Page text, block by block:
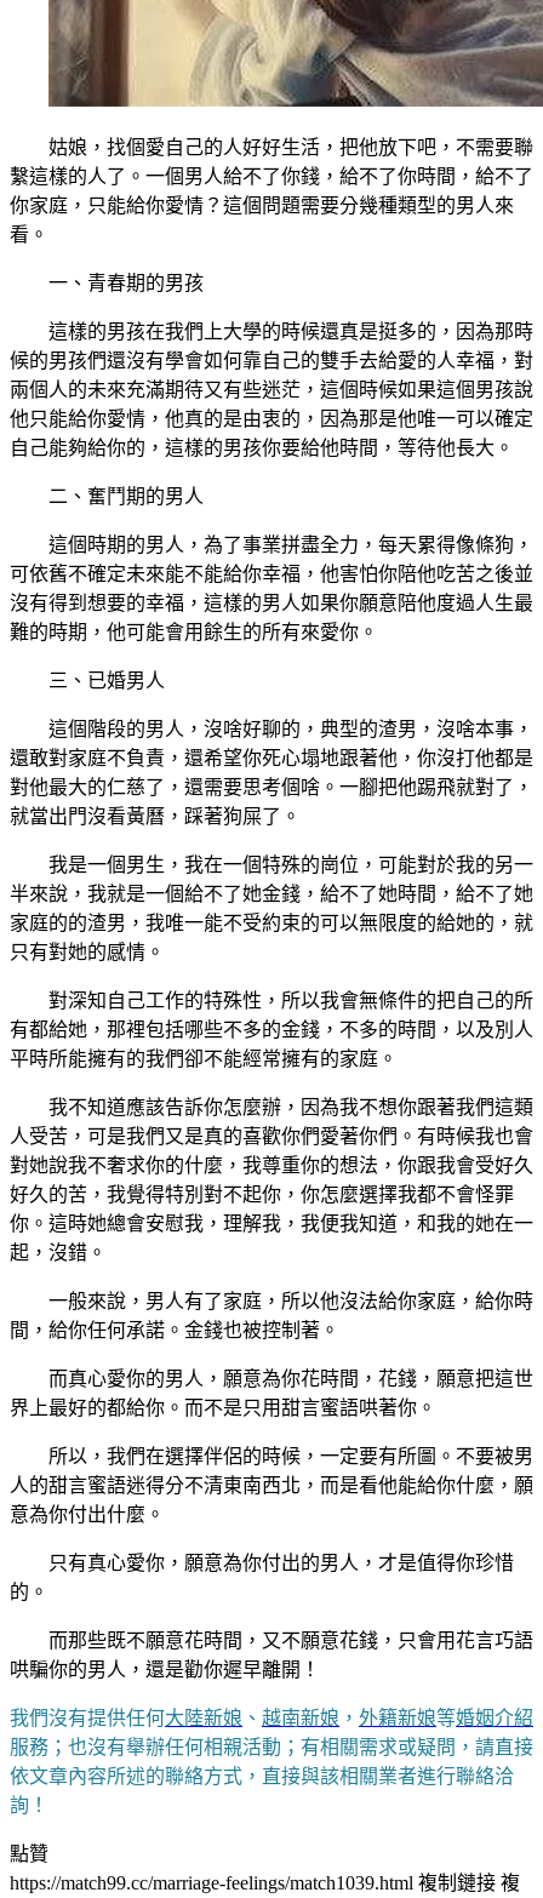
姑娘，找個愛自己的人好好生活，把他放下吧，不需要聯
繫這樣的人了。一個男人給不了你錢，給不了你時間，給不了
你家庭，只能給你愛情？這個問題需要分幾種類型的男人來
看。
一、青春期的男孩
這樣的男孩在我們上大學的時候還真是挺多的，因為那時
候的男孩們還沒有學會如何靠自己的雙手去給愛的人幸福，對
兩個人的未來充滿期待又有些迷茫，這個時候如果這個男孩說
他只能給你愛情，他真的是由衷的，因為那是他唯一可以確定
自己能夠給你的，這樣的男孩你要給他時間，等待他長大。
二、奮鬥期的男人
這個時期的男人，為了事業拼盡全力，每天累得像條狗，
可依舊不確定未來能不能給你幸福，他害怕你陪他吃苦之後並
沒有得到想要的幸福，這樣的男人如果你願意陪他度過人生最
難的時期，他可能會用餘生的所有來愛你。
三、已婚男人
這個階段的男人，沒啥好聊的，典型的渣男，沒啥本事，
還敢對家庭不負責，還希望你死心塌地跟著他，你沒打他都是
對他最大的仁慈了，還需要思考個啥。一腳把他踢飛就對了，
就當出門沒看黃曆，踩著狗屎了。
我是一個男生，我在一個特殊的崗位，可能對於我的另一
半來說，我就是一個給不了她金錢，給不了她時間，給不了她
家庭的的渣男，我唯一能不受約束的可以無限度的給她的，就
只有對她的感情。
對深知自己工作的特殊性，所以我會無條件的把自己的所
有都給她，那裡包括哪些不多的金錢，不多的時間，以及別人
平時所能擁有的我們卻不能經常擁有的家庭。
我不知道應該告訴你怎麼辦，因為我不想你跟著我們這類
人受苦，可是我們又是真的喜歡你們愛著你們。有時候我也會
對她說我不奢求你的什麼，我尊重你的想法，你跟我會受好久
好久的苦，我覺得特別對不起你，你怎麼選擇我都不會怪罪
你。這時她總會安慰我，理解我，我便我知道，和我的她在一
起，沒錯。
一般來說，男人有了家庭，所以他沒法給你家庭，給你時
間，給你任何承諾。金錢也被控制著。
而真心愛你的男人，願意為你花時間，花錢，願意把這世
界上最好的都給你。而不是只用甜言蜜語哄著你。
所以，我們在選擇伴侶的時候，一定要有所圖。不要被男
人的甜言蜜語迷得分不清東南西北，而是看他能給你什麼，願
意為你付出什麼。
只有真心愛你，願意為你付出的男人，才是值得你珍惜
的。
而那些既不願意花時間，又不願意花錢，只會用花言巧語
哄騙你的男人，還是勸你遲早離開！
我們沒有提供任何大陸新娘 、 越南新娘 ， 外籍新娘等婚姻介紹
服務；也沒有舉辦任何相親活動；有相關需求或疑問，請直接
依文章內容所述的聯絡方式，直接與該相關業者進行聯絡洽
詢！
點贊
https://match99.cc/marriage-feelings/match1039.html 複制鏈接 複